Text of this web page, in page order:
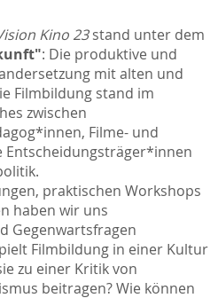
Kino 23stand unter dem
: Die produktive und
mit alten und
Filmbildung stand im
zwischen
Filme- und
Entscheidungsträger*innen
praktischen Workshops
haben wir uns
Gegenwartsfragen
Filmbildung in einer Kultur
zu einer Kritik von
beitragen? Wie können